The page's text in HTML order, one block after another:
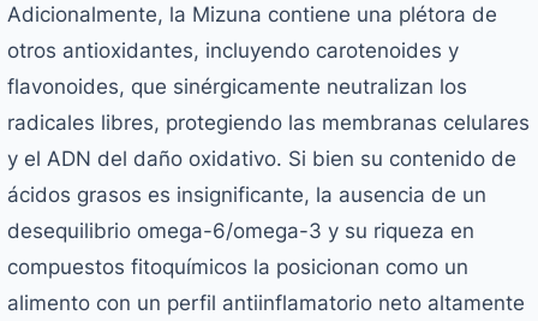
Adicionalmente, la Mizuna contiene una plétora de
otros antioxidantes, incluyendo carotenoides y
flavonoides, que sinérgicamente neutralizan los
radicales libres, protegiendo las membranas celulares
y el ADN del daño oxidativo. Si bien su contenido de
ácidos grasos es insignificante, la ausencia de un
desequilibrio omega-6/omega-3 y su riqueza en
compuestos fitoquímicos la posicionan como un
alimento con un perfil antiinflamatorio neto altamente